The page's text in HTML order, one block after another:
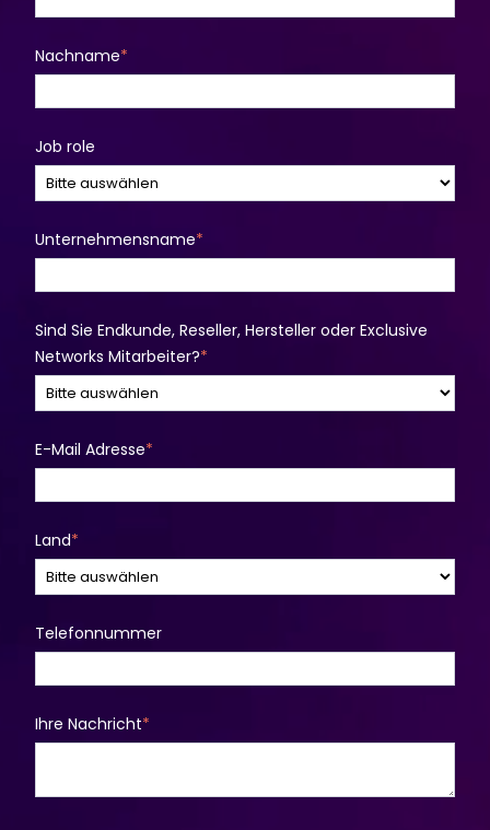
Nachname*
Job role
Unternehmensname*
Sind Sie Endkunde, Reseller, Hersteller oder Exclusive
Networks Mitarbeiter?*
E-Mail Adresse*
Land*
Telefonnummer
Ihre Nachricht*